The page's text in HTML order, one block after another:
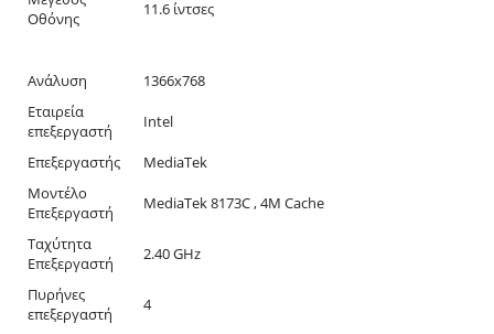
Οθόνης
11.6 ίντσες
Ανάλυση
1366x768
Εταιρεία
επεξεργαστή
Intel
Επεξεργαστής
MediaTek
Μοντέλο
Επεξεργαστή
MediaTek 8173C , 4M Cache
Ταχύτητα
Επεξεργαστή
2.40 GHz
Πυρήνες
επεξεργαστή
4